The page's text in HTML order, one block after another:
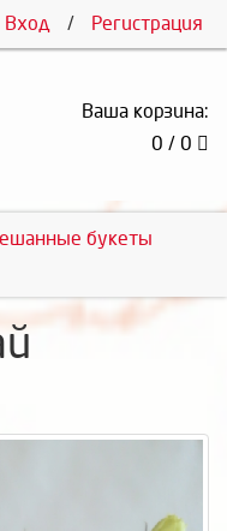
Вход / Регистрация
Ваша корзина:
0 / 0
букеты